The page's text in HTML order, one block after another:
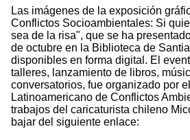
Las imágenes de la exposición
Conflictos Socioambientales: Si
sea de la risa", que se ha
de octubre en la Biblioteca de
disponibles en forma digital. El
talleres, lanzamiento de libros,
conversatorios, fue organizado por
Latinoamericano de Conflictos
trabajos del caricaturista chileno
bajar del siguiente enlace: